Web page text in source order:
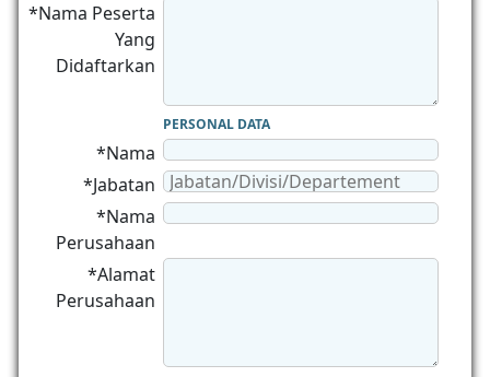
*Nama Peserta
Yang
Didaftarkan
PERSONAL DATA
*Nama
*Jabatan
*Nama
Perusahaan
*Alamat
Perusahaan